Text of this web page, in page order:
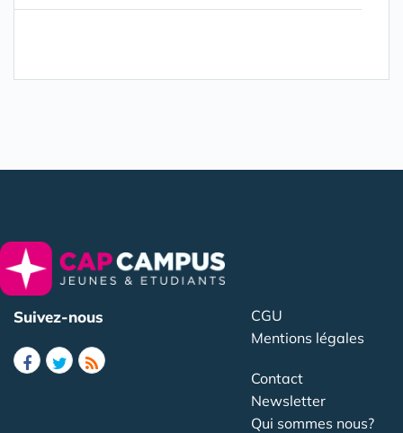
Suivez-nous
CGU
Mentions légales
Contact
Newsletter
Qui sommes nous?